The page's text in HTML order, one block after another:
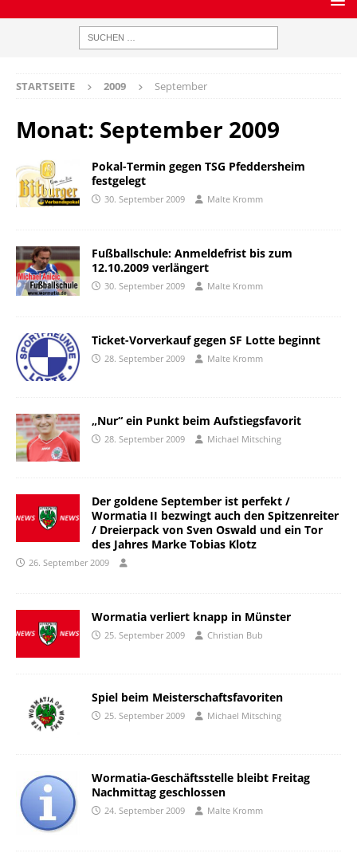
STARTSEITE 2009 September
Monat: September 2009
Pokal-Termin gegen TSG Pfeddersheim
festgelegt
30. September 2009 Malte Kromm
Fußballschule: Anmeldefrist bis zum
12.10.2009 verlängert
30. September 2009 Malte Kromm
Ticket-Vorverkauf gegen SF Lotte beginnt
28. September 2009 Malte Kromm
„Nur“ ein Punkt beim Aufstiegsfavorit
28. September 2009 Michael Mitsching
Der goldene September ist perfekt /
Wormatia II bezwingt auch den Spitzenreiter
/ Dreierpack von Sven Oswald und ein Tor
des Jahres Marke Tobias Klotz
26. September 2009
Wormatia verliert knapp in Münster
25. September 2009 Christian Bub
Spiel beim Meisterschaftsfavoriten
25. September 2009 Michael Mitsching
Wormatia-Geschäftsstelle bleibt Freitag
Nachmittag geschlossen
24. September 2009 Malte Kromm